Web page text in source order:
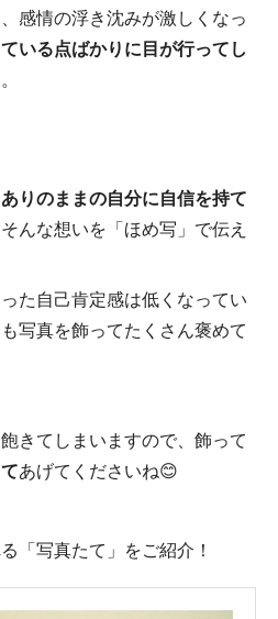
感情の浮き沈みが激しくなっ
いる点ばかりに目が行ってし
ありのままの自分に自信を持て
んな想いを「ほめ写」で伝え
た自己肯定感は低くなってい
写真を飾ってたくさん褒めて
きてしまいますので、飾って
あげてくださいね😊
「写真たて」をご紹介！